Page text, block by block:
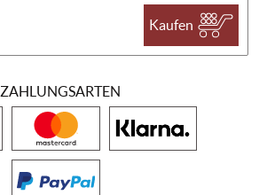
Kaufen
ZAHLUNGSARTEN